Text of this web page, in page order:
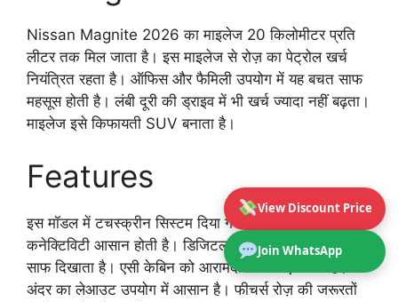
View Discount Price
Join WhatsApp
Nissan Magnite 2026 का माइलेज 20 किलोमीटर प्रति
लीटर तक मिल जाता है। इस माइलेज से रोज़ का पेट्रोल खर्च
नियंत्रित रहता है। ऑफिस और फैमिली उपयोग में यह बचत साफ
महसूस होती है। लंबी दूरी की ड्राइव में भी खर्च ज्यादा नहीं बढ़ता।
माइलेज इसे किफायती SUV बनाता है।
Features
इस मॉडल में टचस्क्रीन सिस्टम दिया गया है जिससे म्यूजिक और
कनेक्टिविटी आसान होती है। डिजिटल डिस्प्ले जरूरी जानकारी
साफ दिखाता है। एसी केबिन को आरामदायक बनाए रखता है।
अंदर का लेआउट उपयोग में आसान है। फीचर्स रोज़ की जरूरतों